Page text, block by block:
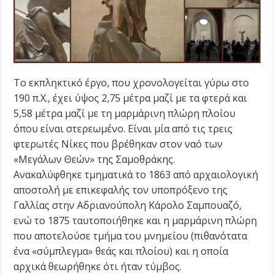
Το εκπληκτικό έργο, που χρονολογείται γύρω στο
190 π.Χ., έχει ύψος 2,75 μέτρα μαζί με τα φτερά και
5,58 μέτρα μαζί με τη μαρμάρινη πλώρη πλοίου
όπου είναι στερεωμένο. Είναι μία από τις τρεις
φτερωτές Νίκες που βρέθηκαν στον ναό των
«Μεγάλων Θεών» της Σαμοθράκης.
Ανακαλύφθηκε τμηματικά το 1863 από αρχαιολογική
αποστολή με επικεφαλής τον υποπρόξενο της
Γαλλίας στην Αδριανούπολη Κάρολο Σαμπουαζό,
ενώ το 1875 ταυτοποιήθηκε και η μαρμάρινη πλώρη
που αποτελούσε τμήμα του μνημείου (πιθανότατα
ένα «σύμπλεγμα» θεάς και πλοίου) και η οποία
αρχικά θεωρήθηκε ότι ήταν τύμβος.